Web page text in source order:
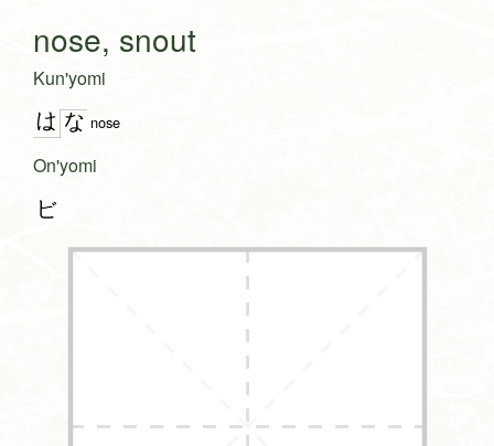
nose, snout
Kun'yomi
は な nose
On'yomi
ビ